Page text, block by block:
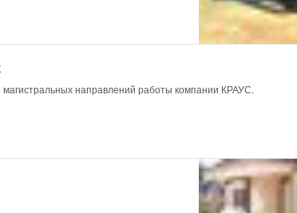
магистральных направлений работы компании КРАУС.